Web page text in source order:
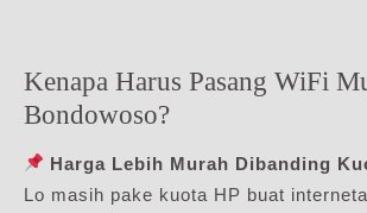
Kenapa Harus Pasang WiFi
Bondowoso?
Harga Lebih Murah Dibanding
Lo masih pake kuota HP buat